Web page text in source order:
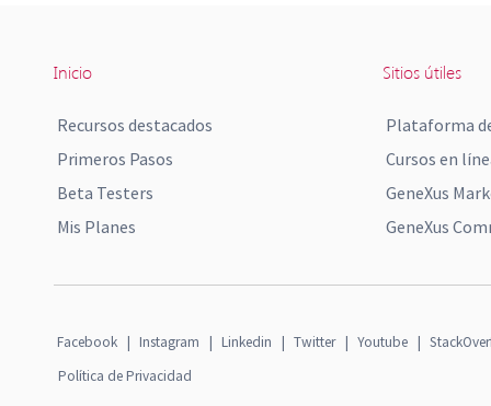
Inicio
Recursos destacados
Primeros Pasos
Beta Testers
Mis Planes
Sitios útiles
Plataforma
Cursos en
GeneXus
GeneXus
Facebook | Instagram | Linkedin | Twitter | Youtube |
Política de Privacidad